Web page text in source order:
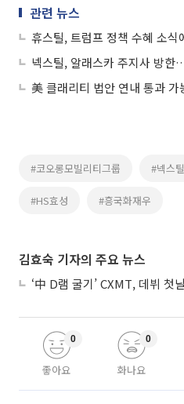
관련 뉴스
#코오롱모빌리티그룹 #넥스틸
#HS효성 #흥국화재우
김효숙 기자의 주요 뉴스
좋아요
0
화나요
0